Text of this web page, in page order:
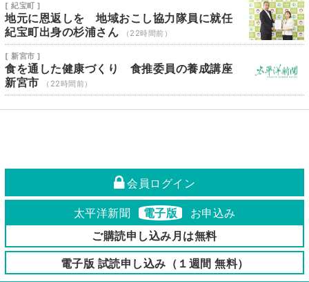
[ 紀宝町 ]
地元に恩返しを 地域おこし協力隊員に就任
紀宝町出身の杉浦さん
（22時間前）
[ 新宮市 ]
食を通した健康づくり 食推委員の養成講座
新宮市
（22時間前）
会員ログイン
太平洋新聞 電子版
お申込み
ご購読申し込み月は無料
電子版 試読申し込み（１週間 無料）